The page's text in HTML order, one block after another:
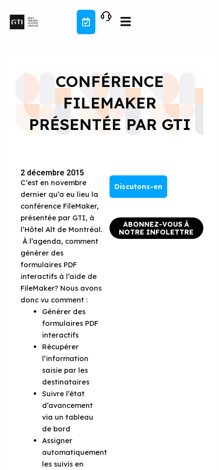
contenu
CONFÉRENCE
FILEMAKER
PRÉSENTÉE PAR GTI
2 décembre 2015
C’est en novembre
dernier qu’a eu lieu la
conférence FileMaker,
présentée par GTI, à
l’Hôtel Alt de Montréal.
À l’agenda, comment
générer des
formulaires PDF
interactifs à l’aide de
FileMaker? Nous avons
donc vu comment :
Générer des
formulaires PDF
interactifs
Récupérer
l’information
saisie par les
destinataires
Suivre l’état
d’avancement
via un tableau
de bord
Assigner
automatiquement
les suivis en
Discutons-en
ABONNEZ-VOUS À
NOTRE INFOLETTRE